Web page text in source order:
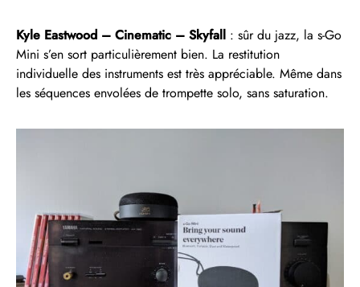
Kyle Eastwood – Cinematic – Skyfall : sûr du jazz, la s-Go
Mini s’en sort particulièrement bien. La restitution
individuelle des instruments est très appréciable. Même dans
les séquences envolées de trompette solo, sans saturation.